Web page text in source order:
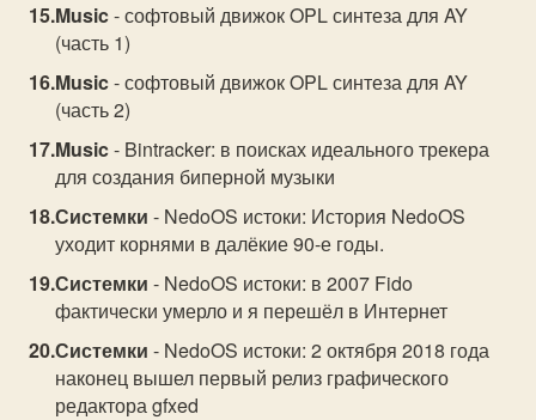
Music- софтовый движок OPL синтеза для AY
(часть 1)
Music- софтовый движок OPL синтеза для AY
(часть 2)
Music- Bintracker: в поисках идеального трекера
для создания биперной музыки
Системки - NedoOS истоки: История NedoOS
уходит корнями в далёкие 90-е годы.
Системки - NedoOS истоки: в 2007 Fido
фактически умерло и я перешёл в Интернет
Системки - NedoOS истоки: 2 октября 2018 года
наконец вышел первый релиз графического
редактора gfxed